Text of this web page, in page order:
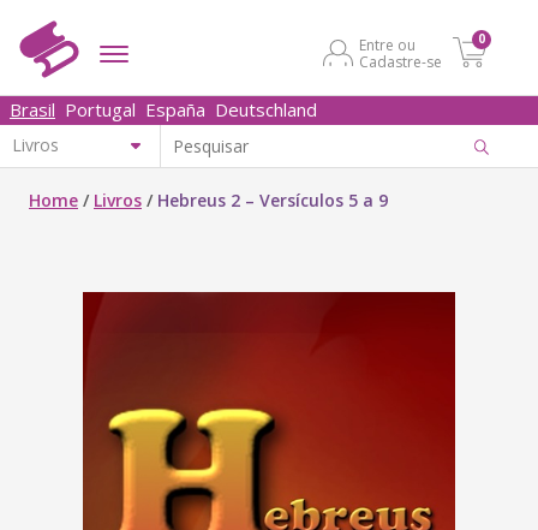
Entre ou
Cadastre-se
0
Brasil Portugal España Deutschland
Home / Livros / Hebreus 2 – Versículos 5 a 9